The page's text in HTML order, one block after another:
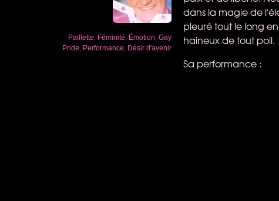
Paillette Féminité Émotion Gay
Pride Performance Désir d'avenir
dans la magie de
pleuré tout le long
haineux de tout poil.
Sa performance :